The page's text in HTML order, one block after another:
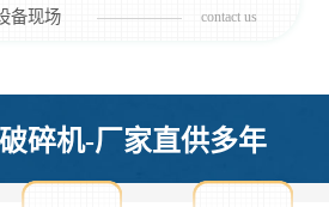
备现场
contact us
碎机-厂家直供多年